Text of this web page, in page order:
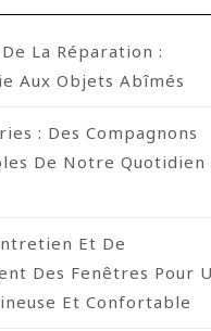
La Réparation :
Aux Objets Abîmés
: Des Compagnons
De Notre Quotidien
Et De
Des Fenêtres Pour
Et Confortable